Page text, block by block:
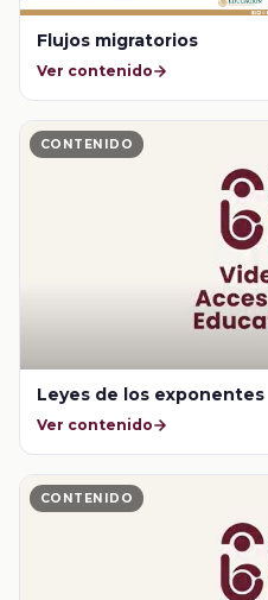
Flujos migratorios
Ver contenido
CONTENIDO
Leyes de los exponentes
Ver contenido
CONTENIDO